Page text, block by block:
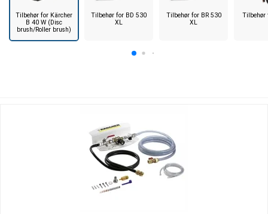
Tilbehør for Kärcher
B 40 W (Disc
brush/Roller brush)
Tilbehør for BD 530
XL
Tilbehør for BR 530
XL
Tilbehør